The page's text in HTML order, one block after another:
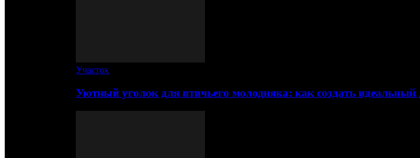
Участок
Уютный уголок для птичьего молодняка: как создать